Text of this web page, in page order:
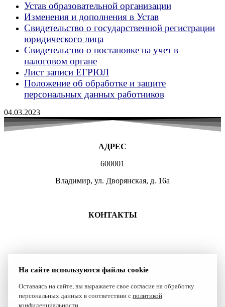
Устав образовательной организации
Изменения и дополнения в Устав
Свидетельство о государственной регистрации
юридического лица
Свидетельство о постановке на учет в
налоговом органе
Лист записи ЕГРЮЛ
Положение об обработке и защите
персональных данных работников
04.03.2023
АДРЕС
600001
Владимир, ул. Дворянская, д. 16а
КОНТАКТЫ
atlet@sport.gov33.ru
Сайт создан компанией Reset
На сайте используются файлы cookie
Оставаясь на сайте, вы выражаете свое согласие на обработку
персональных данных в соответствии с политикой
конфиденциальности